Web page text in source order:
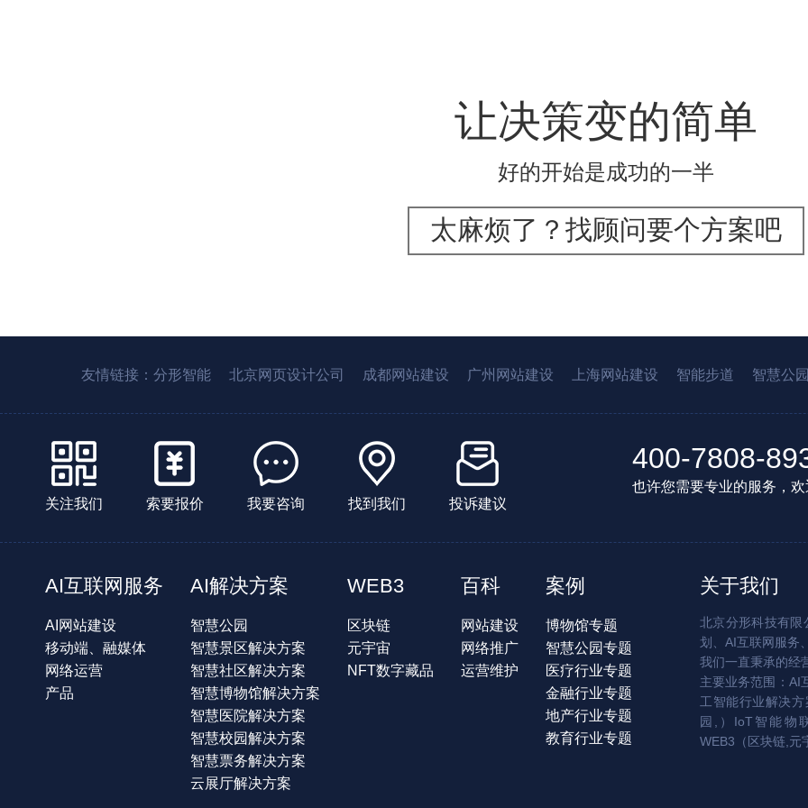
让决策变的简单
好的开始是成功的一半
太麻烦了？找顾问要个方案吧
友情链接： 分形智能 北京网页设计公司 成都网站建设 广州网站建设 上海网站建设 智能步道 智慧公园
关注我们 索要报价 我要咨询 找到我们 投诉建议
400-7808-
也许您需要专业的服务，
AI互联网服务
AI网站建设
移动端、融媒体
网络运营
产品
AI解决方案
智慧公园
智慧景区解决方案
智慧社区解决方案
智慧博物馆解决方案
智慧医院解决方案
智慧校园解决方案
智慧票务解决方案
云展厅解决方案
WEB3
区块链
元宇宙
NFT数字藏品
百科
网站建设
网络推广
运营维护
案例
博物馆专题
智慧公园专题
医疗行业专题
金融行业专题
地产行业专题
教育行业专题
关于我们
北京分形科技有限
划、AI互联网服务
我们一直秉承的经
主要业务范围：AI
工智能行业解决
园,）IoT智能物
WEB3（区块链,元